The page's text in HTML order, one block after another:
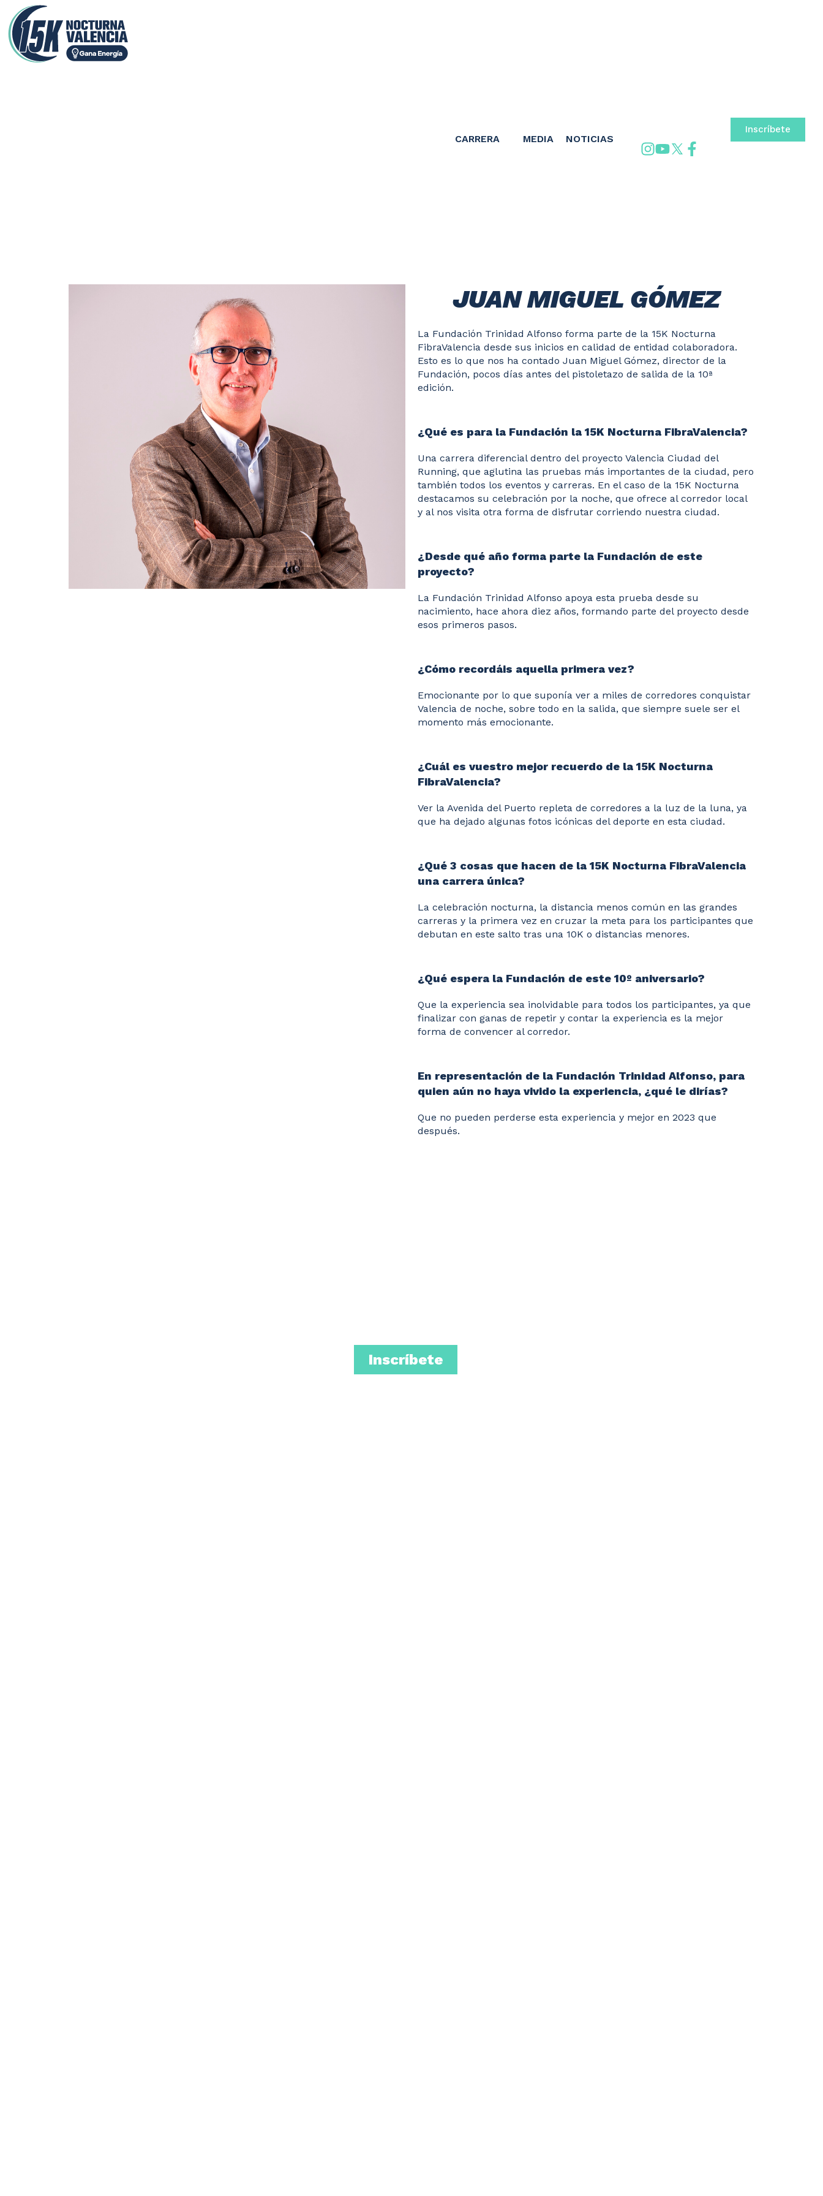
CARRERA MEDIA NOTICIAS
Inscríbete
JUAN MIGUEL GÓMEZ
La Fundación Trinidad Alfonso forma parte de la 15K Nocturna
FibraValencia desde sus inicios en calidad de entidad colaboradora.
Esto es lo que nos ha contado Juan Miguel Gómez, director de la
Fundación, pocos días antes del pistoletazo de salida de la 10ª
edición.
¿Qué es para la Fundación la 15K Nocturna FibraValencia?
Una carrera diferencial dentro del proyecto Valencia Ciudad del
Running, que aglutina las pruebas más importantes de la ciudad, pero
también todos los eventos y carreras. En el caso de la 15K Nocturna
destacamos su celebración por la noche, que ofrece al corredor local
y al nos visita otra forma de disfrutar corriendo nuestra ciudad.
¿Desde qué año forma parte la Fundación de este
proyecto?
La Fundación Trinidad Alfonso apoya esta prueba desde su
nacimiento, hace ahora diez años, formando parte del proyecto desde
esos primeros pasos.
¿Cómo recordáis aquella primera vez?
Emocionante por lo que suponía ver a miles de corredores conquistar
Valencia de noche, sobre todo en la salida, que siempre suele ser el
momento más emocionante.
¿Cuál es vuestro mejor recuerdo de la 15K Nocturna
FibraValencia?
Ver la Avenida del Puerto repleta de corredores a la luz de la luna, ya
que ha dejado algunas fotos icónicas del deporte en esta ciudad.
¿Qué 3 cosas que hacen de la 15K Nocturna FibraValencia
una carrera única?
¿Qué espera la Fundación de este 10º aniversario?
La celebración nocturna, la distancia menos común en las grandes
carreras y la primera vez en cruzar la meta para los participantes que
debutan en este salto tras una 10K o distancias menores.
Que la experiencia sea inolvidable para todos los participantes, ya que
finalizar con ganas de repetir y contar la experiencia es la mejor
forma de convencer al corredor.
En representación de la Fundación Trinidad Alfonso, para
quien aún no haya vivido la experiencia, ¿qué le dirías?
Que no pueden perderse esta experiencia y mejor en 2023 que
después.
Inscríbete